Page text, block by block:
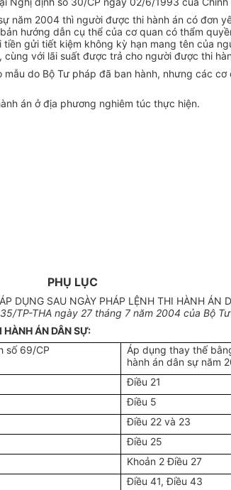
năm 2004 thì người được thi hành án có đơn
hướng dẫn cụ thể của cơ quan có thẩm
gửi tiết kiệm không kỳ hạn mang tên của
với lãi suất được trả cho người được thi
do Bộ Tư pháp đã ban hành, nhưng các
án ở địa phương nghiêm túc thực hiện.
PHỤ LỤC
DỤNG SAU NGÀY PHÁP LỆNH THI HÀNH
TP-THA ngày 27 tháng 7 năm 2004 của Bộ
ÁN DÂN SỰ:
số 69/CP
Áp dụng thay thế
hành án dân sự năm
Điều 21
Điều 5
Điều 22 và 23
Điều 25
Khoản 2 Điều 27
Điều 41, Điều 43